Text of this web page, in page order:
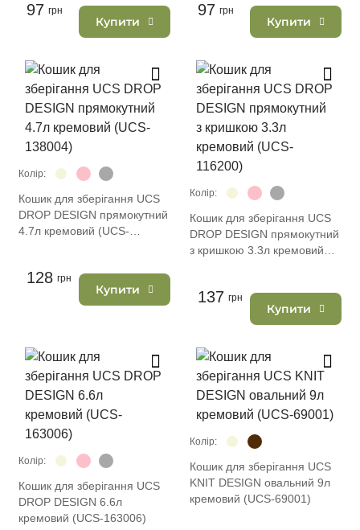
97 грн
Купити
97 грн
Купити
Колір:
Кошик для зберігання UCS
DROP DESIGN прямокутний
4.7л кремовий (UCS-
128 грн
Купити
Колір:
Кошик для зберігання UCS
DROP DESIGN прямокутний
з кришкою 3.3л кремовий
137 грн
Купити
Колір:
Кошик для зберігання UCS
DROP DESIGN 6.6л
кремовий (UCS-163006)
Колір:
Кошик для зберігання UCS
KNIT DESIGN овальний 9л
кремовий (UCS-69001)